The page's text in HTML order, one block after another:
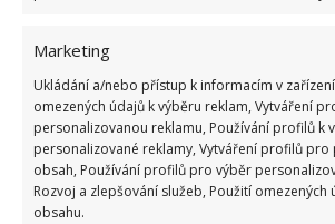
Marketing
Ukládání a/nebo přístup k informacím v
omezených údajů k výběru reklam, Vytváření
personalizovanou reklamu, Používání profilů k
personalizované reklamy, Vytváření profilů pro
obsah, Používání profilů pro výběr
Rozvoj a zlepšování služeb, Použití omezených
obsahu.
zanechá lepkavou.
pro bakterie v záchodě mohly být
je tedy nula. Pokud jste se někde
dávka pracího prášku znamená
nevěřte tomu. Zbytky pracího
fungují jako magnet na nečistoty. A